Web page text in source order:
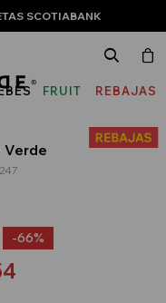
SCOTIABANK
FRUIT
THE
REBAJAS
Verde
66